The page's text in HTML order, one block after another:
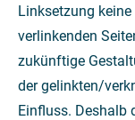
Linksetzung
verlinkenden
zukünftige
der gelinkten/
Einfluss. Deshalb